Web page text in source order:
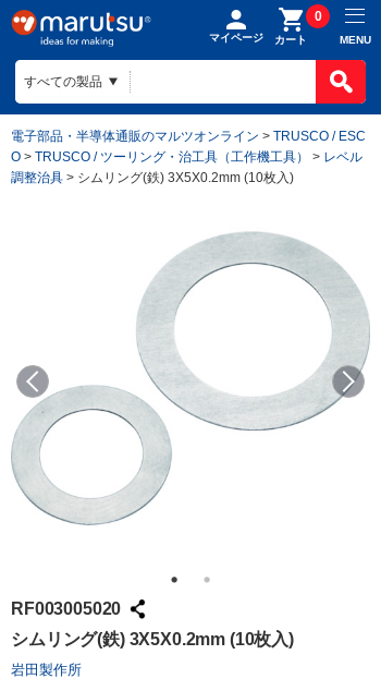
マイページ カート
0
MENU
電子部品・半導体通販のマルツオンライン > TRUSCO / ESC
O > TRUSCO / ツーリング・治工具（工作機工具） > レベル
調整治具 > シムリング(鉄) 3X5X0.2mm (10枚入)
RF003005020
シムリング(鉄) 3X5X0.2mm (10枚入)
岩田製作所